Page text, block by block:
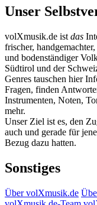
Unser
volXmusik.de ist das
frischer,
und bodenständiger
Südtirol und der
Genres tauschen hier
Fragen, finden
Instrumenten, Noten,
mehr.
Unser Ziel ist es, den
auch und gerade für
Bezug dazu hatten.
Sonstiges
Über volXmusik.de